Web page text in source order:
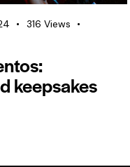
316 Views
keepsakes